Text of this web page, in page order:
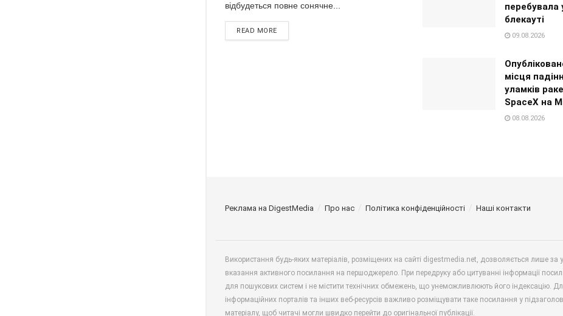
відбудеться повне сонячне...
READ MORE
перебувала
блекауті
09.08.2026
місця
уламків
SpaceX на
08.08.2026
Реклама на DigestMedia Про нас Політика конфіденційності Наші контакти
Використання будь-яких матеріалів, розміщених на сайті digestmedia.net, дозволяється лише за
вказання активного посилання на першоджерело. При передруку або цитуванні інформації
для пошукових систем і не містити технічних обмежень, що унеможливлюють його індексацію.
інформаційних порталів та інших веб-ресурсів важливо розміщувати таке посилання у
матеріалу, щоб читачі могли швидко перейти до оригінальної публікації.